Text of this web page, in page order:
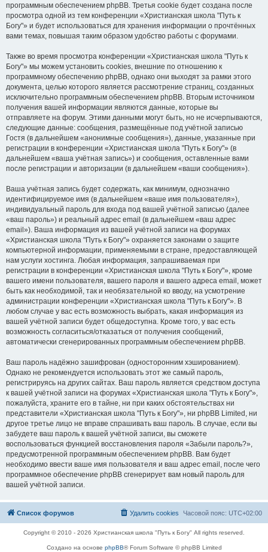
программным обеспечением phpBB. Третья cookie будет создана после
просмотра одной из тем конференции «Христианская школа "Путь к
Богу"» и будет использоваться для хранения информации о прочтённых
вами темах, повышая таким образом удобство работы с форумами.
Также во время просмотра конференции «Христианская школа "Путь к
Богу"» мы можем установить cookies, внешние по отношению к
программному обеспечению phpBB, однако они выходят за рамки этого
документа, целью которого является рассмотрение страниц, созданных
исключительно программным обеспечением phpBB. Вторым источником
получения вашей информации являются данные, которые вы
отправляете на форум. Этими данными могут быть, но не исчерпываются,
следующие данные: сообщения, размещённые под учётной записью
Гостя (в дальнейшем «анонимные сообщения»), данные, указанные при
регистрации в конференции «Христианская школа "Путь к Богу"» (в
дальнейшем «ваша учётная запись») и сообщения, оставленные вами
после регистрации и авторизации (в дальнейшем «ваши сообщения»).
Ваша учётная запись будет содержать, как минимум, однозначно
идентифицируемое имя (в дальнейшем «ваше имя пользователя»),
индивидуальный пароль для входа под вашей учётной записью (далее
«ваш пароль») и реальный адрес email (в дальнейшем «ваш адрес
email»). Ваша информация из вашей учётной записи на форумах
«Христианская школа "Путь к Богу"» охраняется законами о защите
компьютерной информации, применяемыми в стране, предоставляющей
нам услуги хостинга. Любая информация, запрашиваемая при
регистрации в конференции «Христианская школа "Путь к Богу"», кроме
вашего имени пользователя, вашего пароля и вашего адреса email, может
быть как необходимой, так и необязательной ко вводу, на усмотрение
администрации конференции «Христианская школа "Путь к Богу"». В
любом случае у вас есть возможность выбрать, какая информация из
вашей учётной записи будет общедоступна. Кроме того, у вас есть
возможность согласиться/отказаться от получения сообщений,
автоматически сгенерированных программным обеспечением phpBB.
Ваш пароль надёжно зашифрован (односторонним хэшированием).
Однако не рекомендуется использовать этот же самый пароль,
регистрируясь на других сайтах. Ваш пароль является средством доступа
к вашей учётной записи на форумах «Христианская школа "Путь к Богу"»,
пожалуйста, храните его в тайне, ни при каких обстоятельствах ни
представители «Христианская школа "Путь к Богу"», ни phpBB Limited, ни
другое третье лицо не вправе спрашивать ваш пароль. В случае, если вы
забудете ваш пароль к вашей учётной записи, вы сможете
воспользоваться функцией восстановления пароля «Забыли пароль?»,
предусмотренной программным обеспечением phpBB. Вам будет
необходимо ввести ваше имя пользователя и ваш адрес email, после чего
программное обеспечение phpBB сгенерирует вам новый пароль для
вашей учётной записи.
Список форумов Часовой пояс: UTC+02:00
Удалить cookies
Copyright © 2010 - 2026 Христианская школа "Путь к Богу" All rights reserved.
Создано на основе phpBB® Forum Software © phpBB Limited